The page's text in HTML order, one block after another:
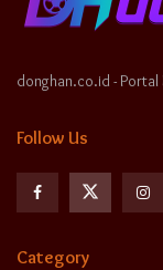
donghan.co.id -
Follow Us
Category